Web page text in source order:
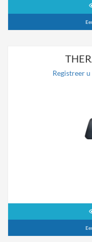
Registreer u